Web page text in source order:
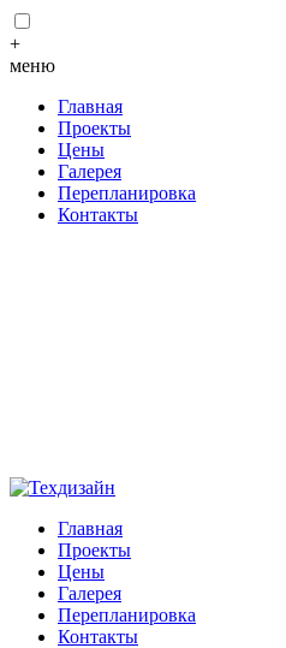
+
меню
Главная
Проекты
Цены
Галерея
Перепланировка
Контакты
Главная
Проекты
Цены
Галерея
Перепланировка
Контакты